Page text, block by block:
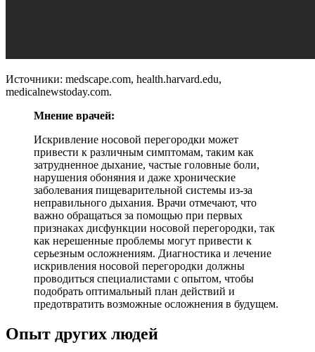
Источники: medscape.com, health.harvard.edu,
medicalnewstoday.com.
Мнение врачей:
Искривление носовой перегородки может
привести к различным симптомам, таким как
затрудненное дыхание, частые головные боли,
нарушения обоняния и даже хронические
заболевания пищеварительной системы из-за
неправильного дыхания. Врачи отмечают, что
важно обращаться за помощью при первых
признаках дисфункции носовой перегородки, так
как нерешенные проблемы могут привести к
серьезным осложнениям. Диагностика и лечение
искривления носовой перегородки должны
проводиться специалистами с опытом, чтобы
подобрать оптимальный план действий и
предотвратить возможные осложнения в будущем.
Опыт других людей